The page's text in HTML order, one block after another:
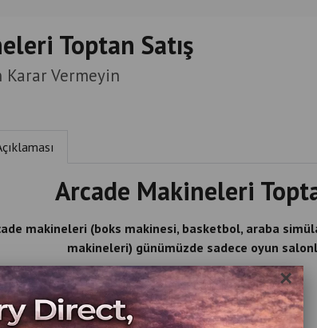
×
Toptan Satış
Karar Vermeyin
Arcade Makineleri
makineleri (boks makinesi, basketbol, araba
makineleri) günümüzde sadece oyun
AVM’lerde
Cafe & restoranlarda